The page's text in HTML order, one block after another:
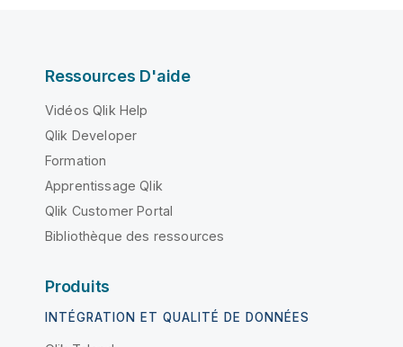
Ressources D'aide
Vidéos Qlik Help
Qlik Developer
Formation
Apprentissage Qlik
Qlik Customer Portal
Bibliothèque des ressources
Produits
INTÉGRATION ET QUALITÉ DE DONNÉES